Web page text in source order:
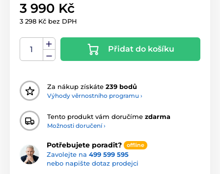
3 990 Kč
3 298 Kč bez DPH
Přidat do košíku
Za nákup získáte 239 bodů
Výhody věrnostního programu ›
Tento produkt vám doručíme zdarma
Možnosti doručení ›
Potřebujete poradit? offline
Zavolejte na 499 599 595
nebo napište dotaz prodejci